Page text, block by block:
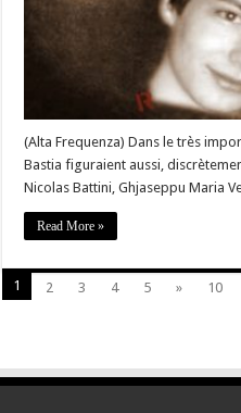
(Alta Frequenza) Dans le très
Bastia figuraient aussi,
Nicolas Battini, Ghjaseppu Maria
Read More »
1 2 3 4 5 » 10